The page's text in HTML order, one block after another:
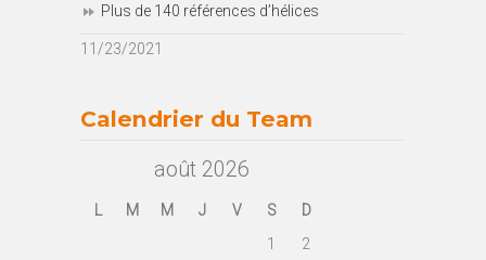
Plus de 140 références d’hélices
11/23/2021
Calendrier du Team
août 2026
L M M J V S
D
1
2